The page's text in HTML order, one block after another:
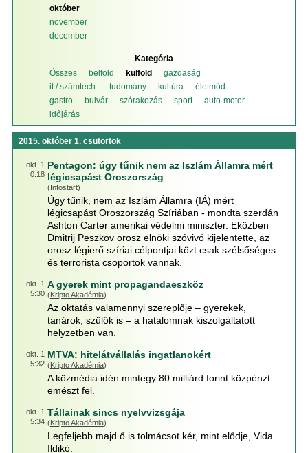
október
november
december
Kategória
Összes
belföld külföld
gazdaság
it / számtech.
tudomány kultúra
életmód
gastro
bulvár szórakozás sport
auto-motor
időjárás
2015. október 1. csütörtök
okt. 1
0:18
Pentagon: úgy tűnik nem az Iszlám Államra mért
légicsapást Oroszország
(Infostart)
Úgy tűnik, nem az Iszlám Államra (IÁ) mért
légicsapást Oroszország Szíriában - mondta szerdán
Ashton Carter amerikai védelmi miniszter. Eközben
Dmitrij Peszkov orosz elnöki szóvivő kijelentette, az
orosz légierő szíriai célpontjai közt csak szélsőséges
és terrorista csoportok vannak.
okt. 1
5:30
A gyerek mint propagandaeszköz
(Kripto Akadémia)
Az oktatás valamennyi szereplője – gyerekek,
tanárok, szülők is – a hatalomnak kiszolgáltatott
helyzetben van.
okt. 1
5:32
MTVA: hitelátvállalás ingatlanokért
(Kripto Akadémia)
A közmédia idén mintegy 80 milliárd forint közpénzt
emészt fel.
okt. 1
5:34
Tállainak sincs nyelvvizsgája
(Kripto Akadémia)
Legfeljebb majd ő is tolmácsot kér, mint elődje, Vida
Ildikó.